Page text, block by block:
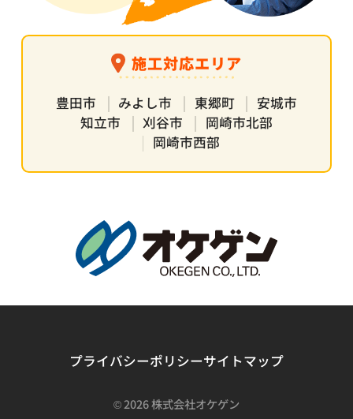
施工対応エリア
豊田市 みよし市 東郷町
安城市
知立市
刈谷市
岡崎市北部
岡崎市西部
プライバシーポリシーサイトマップ
©2026 株式会社オケゲン